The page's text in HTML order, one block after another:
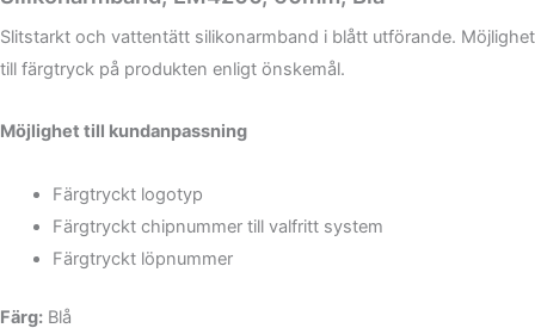
Slitstarkt och vattentätt silikonarmband i blått utförande. Möjlighet
till färgtryck på produkten enligt önskemål.
Möjlighet till kundanpassning
Färgtryckt logotyp
Färgtryckt chipnummer till valfritt system
Färgtryckt löpnummer
Färg: Blå